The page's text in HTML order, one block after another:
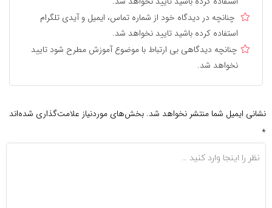
چنانچه در دیدگاه خود از شماره تماس، ایمیل و آیدی تلگرام
استفاده کرده باشید تایید نخواهد شد.
چنانچه دیدگاهی بی ارتباط با موضوع آموزش مطرح شود تایید
نخواهد شد.
نشانی ایمیل شما منتشر نخواهد شد. بخش‌های موردنیاز علامت‌گذاری شده‌اند
*